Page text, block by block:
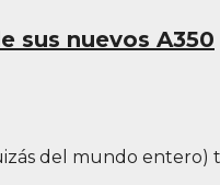
sus nuevos A350
del mundo